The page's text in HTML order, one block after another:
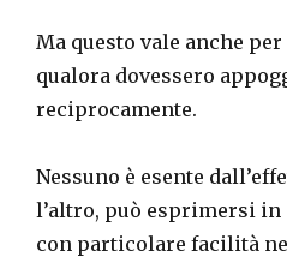
Ma questo vale anche per
qualora dovessero
reciprocamente.
Nessuno è esente
l’altro, può esprimersi
con particolare facilità